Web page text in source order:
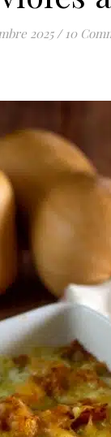
2025 / 10